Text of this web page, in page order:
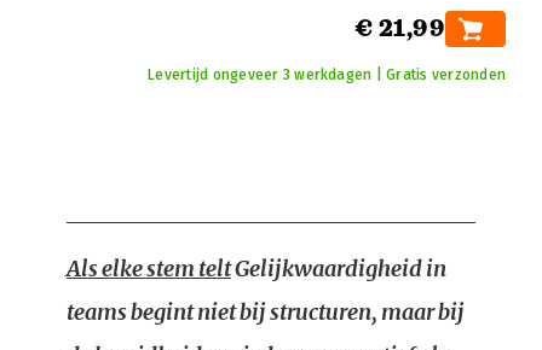
€ 21,99
Levertijd ongeveer 3 werkdagen | Gratis verzonden
Als elke stem teltGelijkwaardigheid in
teams begint niet bij structuren, maar bij